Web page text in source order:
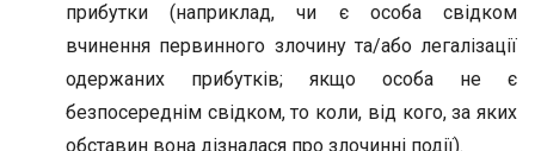
прибутки (наприклад, чи є особа свідком
вчинення первинного злочину та/або легалізації
одержаних прибутків; якщо особа не є
безпосереднім свідком, то коли, від кого, за яких
обставин вона дізналася про злочинні події).